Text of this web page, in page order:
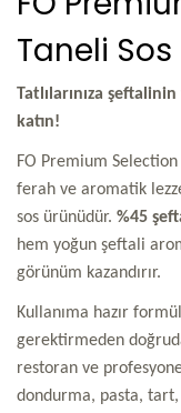
Taneli Sos
Tatlılarınıza
katın!
FO Premium
ferah ve aromatik
sos ürünüdür. %45
hem yoğun şeftali
görünüm kazandırır.
Kullanıma hazır
gerektirmeden
restoran ve
dondurma, pasta, tart,